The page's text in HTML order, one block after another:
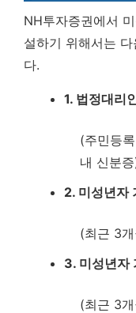
NH투자증권에서
설하기 위해서는
다.
1. 법정대리
(주민등
내 신분증
2. 미성년자
(최근 3
3. 미성년자
(최근 3